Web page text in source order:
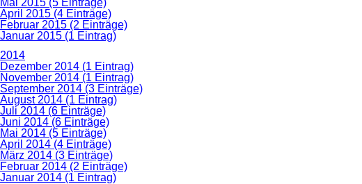
April 2015 (4 Einträge)
Februar 2015 (2 Einträge)
Januar 2015 (1 Eintrag)
2014
Dezember 2014 (1 Eintrag)
November 2014 (1 Eintrag)
September 2014 (3 Einträge)
August 2014 (1 Eintrag)
Juli 2014 (6 Einträge)
Juni 2014 (6 Einträge)
Mai 2014 (5 Einträge)
April 2014 (4 Einträge)
März 2014 (3 Einträge)
Februar 2014 (2 Einträge)
Januar 2014 (1 Eintrag)